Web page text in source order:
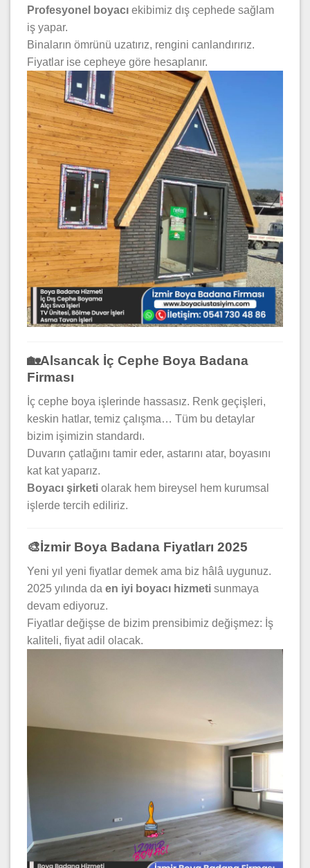
Profesyonel boyacı ekibimiz dış cephede sağlam
iş yapar.
Binaların ömrünü uzatırız, rengini canlandırırız.
Fiyatlar ise cepheye göre hesaplanır.
🏡Alsancak İç Cephe Boya Badana
Firması
İç cephe boya işlerinde hassasız. Renk geçişleri,
keskin hatlar, temiz çalışma… Tüm bu detaylar
bizim işimizin standardı.
Duvarın çatlağını tamir eder, astarını atar, boyasını
kat kat yaparız.
Boyacı şirketi olarak hem bireysel hem kurumsal
işlerde tercih ediliriz.
🎨İzmir Boya Badana Fiyatları 2025
Yeni yıl yeni fiyatlar demek ama biz hâlâ uygunuz.
2025 yılında da en iyi boyacı hizmeti sunmaya
devam ediyoruz.
Fiyatlar değişse de bizim prensibimiz değişmez: İş
kaliteli, fiyat adil olacak.